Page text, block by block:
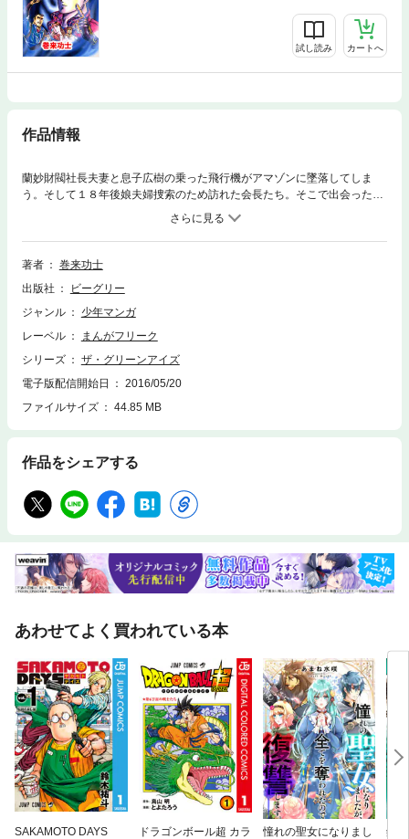
試し読み カートへ
作品情報
蘭妙財閥社長夫妻と息子広樹の乗った飛行機がアマゾンに墜落してしま
う。そして１８年後娘夫婦捜索のため訪れた会長たち。そこで出会ったの
は変わり果てた両親と復讐のために戦士となった広樹だった！？
著者
巻来功士
出版社
ビーグリー
ジャンル
少年マンガ
レーベル
まんがフリーク
シリーズ
ザ・グリーンアイズ
電子版配信開始日
2016/05/20
ファイルサイズ
44.85 MB
作品をシェアする
あわせてよく買われている本
SAKAMOTO DAYS
ドラゴンボール超 カラ
憧れの聖女になりまし
銀